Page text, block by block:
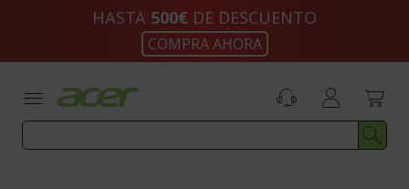
HASTA 500€ DE DESCUENTO
COMPRA AHORA